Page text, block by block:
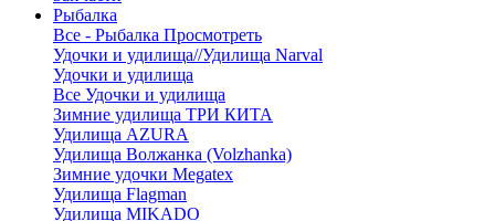
Рыбалка
Все - Рыбалка Просмотреть
Удочки и удилища//Удилища Narval
Удочки и удилища
Все Удочки и удилища
Зимние удилища ТРИ КИТА
Удилища AZURA
Удилища Волжанка (Volzhanka)
Зимние удочки Megatex
Удилища Flagman
Удилища MIKADO